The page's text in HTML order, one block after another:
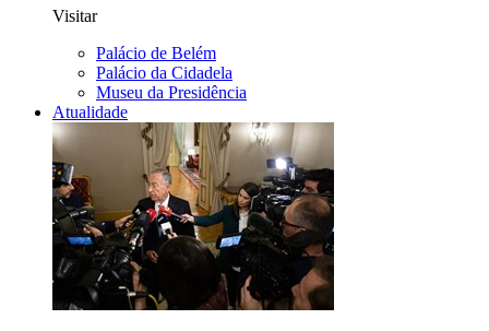
Visitar
Palácio de Belém
Palácio da Cidadela
Museu da Presidência
Atualidade